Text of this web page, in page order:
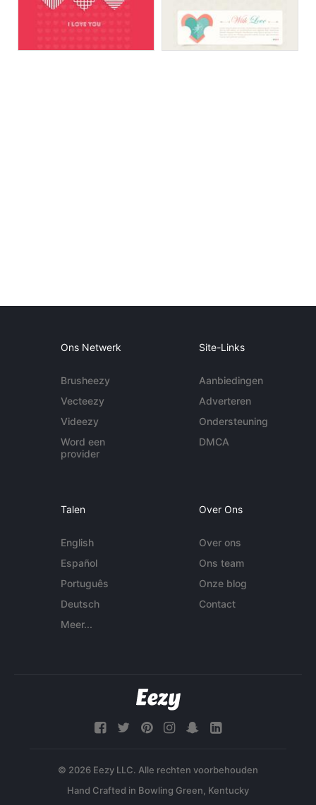
Ons Netwerk
Brusheezy
Vecteezy
Videezy
Word een
provider
Site-Links
Aanbiedingen
Adverteren
Ondersteuning
DMCA
Talen
English
Español
Português
Deutsch
Meer...
Over Ons
Over ons
Ons team
Onze blog
Contact
© 2026 Eezy LLC. Alle rechten voorbehouden